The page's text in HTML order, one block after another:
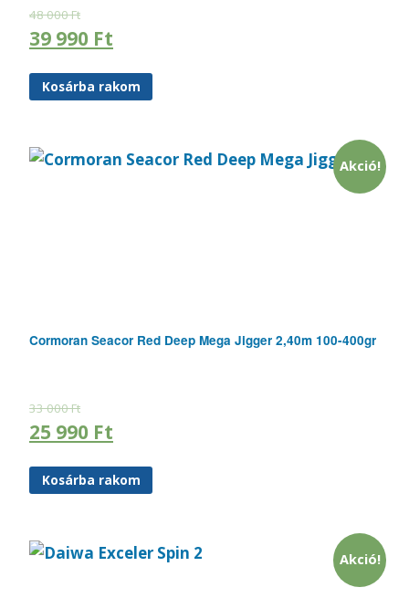
48 000Ft
39 990 Ft
Kosárba rakom
Akció!
Cormoran Seacor Red Deep Mega Jigger 2,40m 100-400gr
33 000Ft
25 990 Ft
Kosárba rakom
Akció!